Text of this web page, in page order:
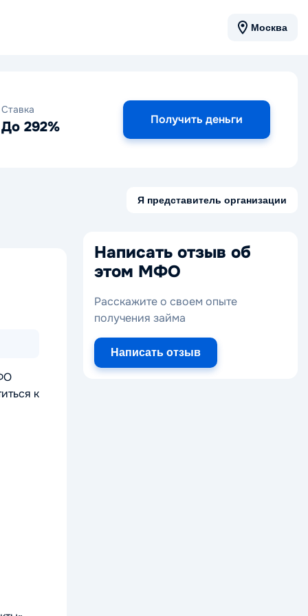
Москва
Ставка
До 292% Получить деньги
Я представитель организации
к
Написать отзыв об
этом МФО
Расскажите о своем опыте
получения займа
Написать отзыв